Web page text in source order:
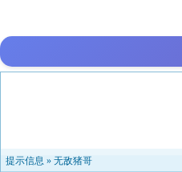
提示信息 » 无敌猪哥